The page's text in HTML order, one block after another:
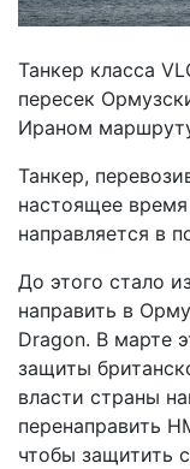
Танкер класса
пересек
Ираном
Танкер,
настоящее
направляется в
До этого стало
направить в
Dragon. В марте
защиты
власти страны
перенаправить
чтобы защитить